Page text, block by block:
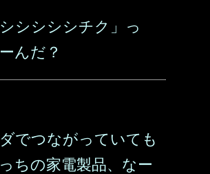
シシシシシチク」っ
んだ？
でつながっていても
ちの家電製品、なー